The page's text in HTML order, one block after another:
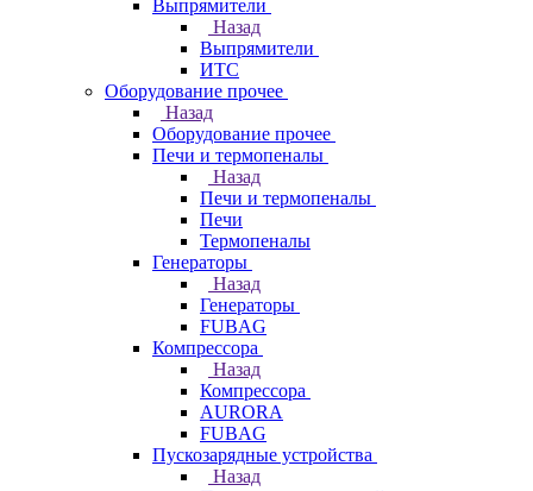
Выпрямители
Назад
Выпрямители
ИТС
Оборудование прочее
Назад
Оборудование прочее
Печи и термопеналы
Назад
Печи и термопеналы
Печи
Термопеналы
Генераторы
Назад
Генераторы
FUBAG
Компрессора
Назад
Компрессора
AURORA
FUBAG
Пускозарядные устройства
Назад